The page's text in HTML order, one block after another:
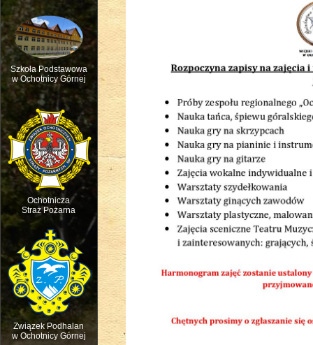
Szkoła Podstawowa
w Ochotnicy Górnej
Ochotnicza
Straż Pożarna
Związek Podhalan
w Ochotnicy Górnej
Msza św. w intencji ruchu